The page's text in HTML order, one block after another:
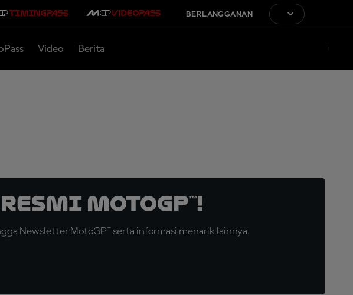
BERLANGGANAN
Video Berita
MotoGP™!
Newsletter MotoGP™ serta informasi menarik lainnya.